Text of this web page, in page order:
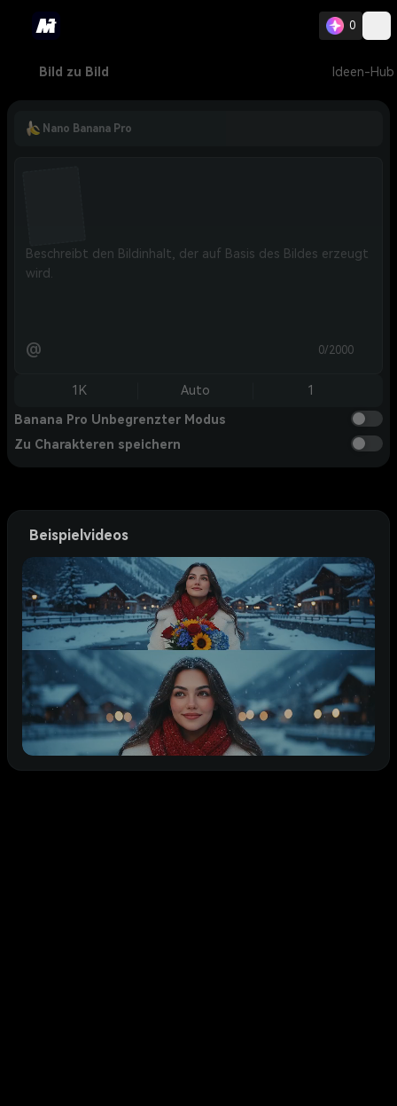
0
Bild zu Bild Ideen-Hub
Nano Banana Pro
@ 0/2000
1K Auto 1
Banana Pro Unbegrenzter Modus
Zu Charakteren speichern
Beispielvideos